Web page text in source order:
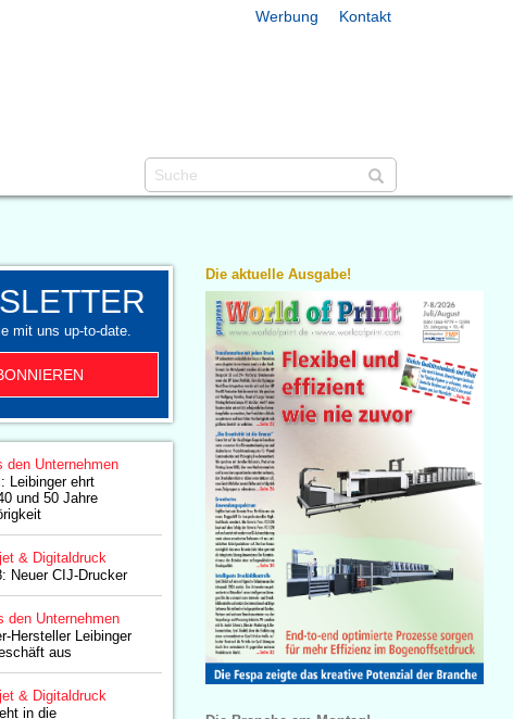
Werbung Kontakt
mit uns up-to-date.
den Unternehmen
Leibinger ehrt
und 50 Jahre
& Digitaldruck
Neuer CIJ-Drucker
den Unternehmen
Hersteller Leibinger
aus
& Digitaldruck
in die
Die aktuelle Ausgabe!